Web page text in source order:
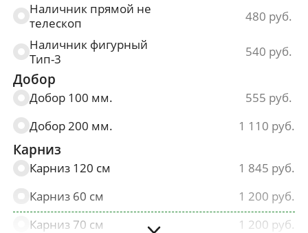
Наличник прямой не
телескоп
480
Наличник фигурный
Тип-3
540
Добор
Добор 100 мм.
555
Добор 200 мм.
1 110
Карниз
Карниз 120 см
1 845
Карниз 60 см
1 200
Карниз 70 см
1 200